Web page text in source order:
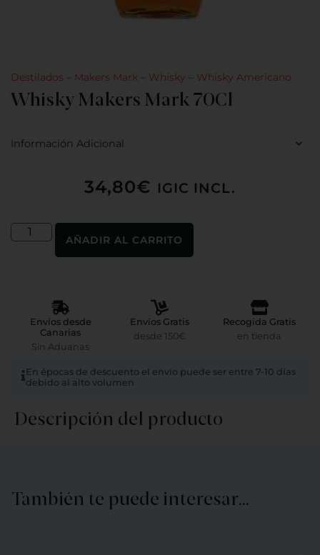
Destilados Makers Mark Whisky Whisky Americano
Whisky Makers Mark 70Cl
Información Adicional
34,80€ IGIC INCL.
AÑADIR AL CARRITO
Envíos desde
Canarias
Sin Aduanas
Envíos Gratis
desde 150€
Recogida Gratis
en tienda
En épocas de descuento el envío puede ser entre 7-10 días
debido al alto volumen
Descripción del producto
También te puede interesar…